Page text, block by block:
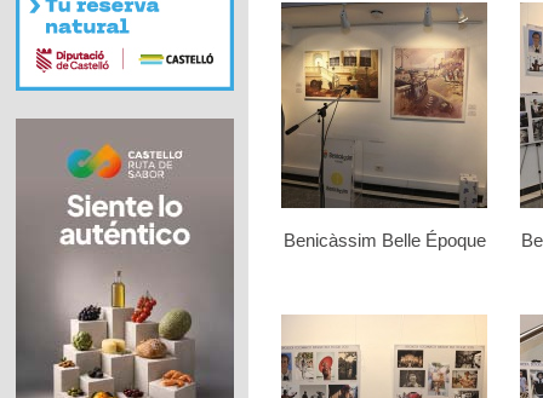
Benicàssim Belle Époque